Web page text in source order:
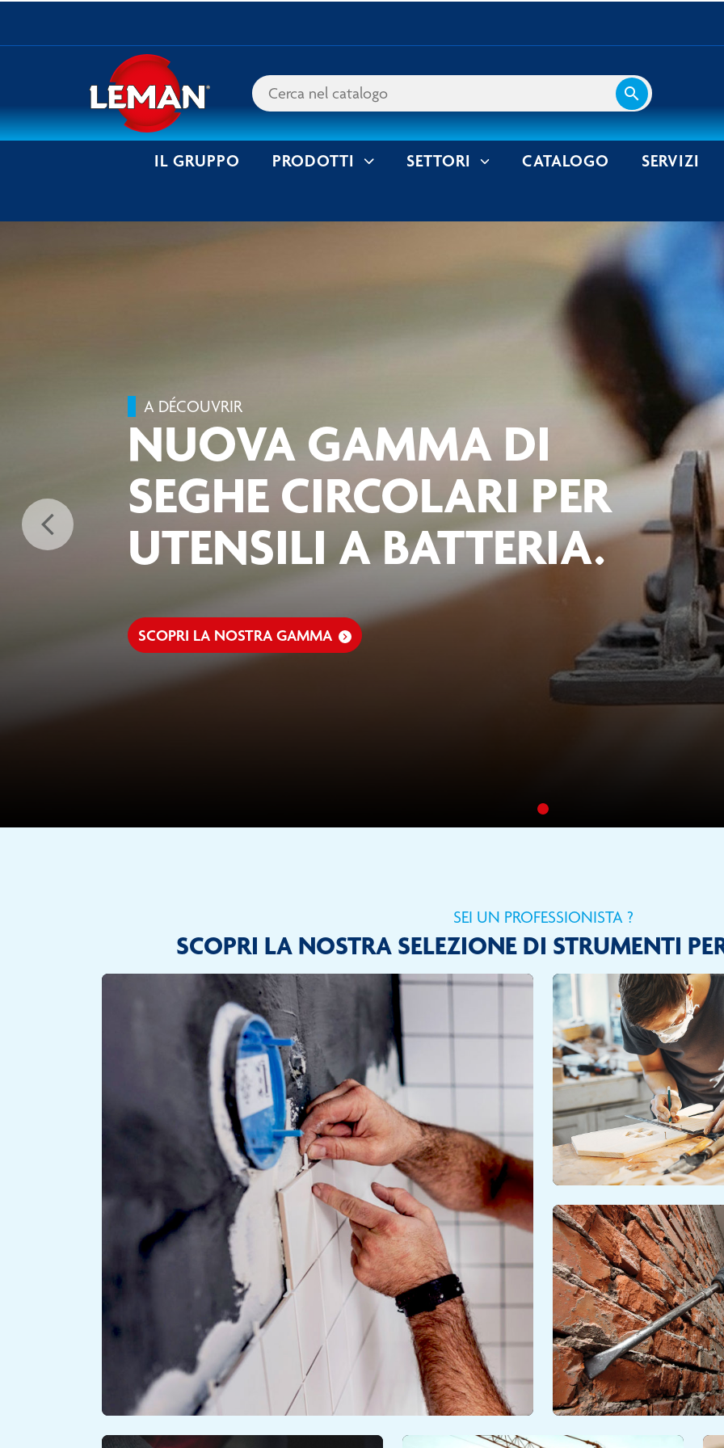
search
IL GRUPPO PRODOTTI SETTORI CATALOGO SERVIZI
A DÉCOUVRIR
NUOVA GAMMA DI
SEGHE CIRCOLARI PER
UTENSILI A BATTERIA.
SCOPRI LA NOSTRA GAMMA keyboard_arrow_right
arrow_back_ios_new
SEI UN PROFESSIONISTA ?
SCOPRI LA NOSTRA SELEZIONE DI STRUMENTI
PIASTRELLISTA
FALEGNAMERIA E
ARREDAMENTO
Scopri
ARREDAMENTO